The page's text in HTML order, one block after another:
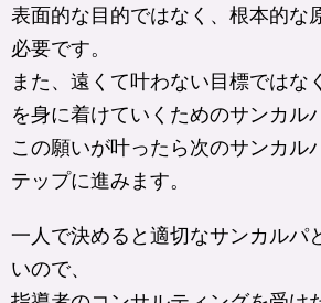
表面的な目的ではなく、根本的な
必要です。
また、遠くて叶わない目標ではな
を身に着けていくためのサンカル
この願いが叶ったら次のサンカル
テップに進みます。
一人で決めると適切なサンカルパ
いので、